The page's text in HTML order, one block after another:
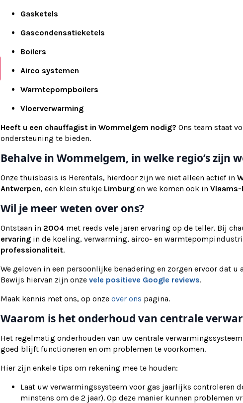
Gasketels
Gascondensatieketels
Boilers
Airco systemen
Warmtepompboilers
Vloerverwarming
Heeft u een chauffagist in Wommelgem nodig? Ons team staat
ondersteuning te bieden.
Behalve in Wommelgem, in welke regio’s zijn
Onze thuisbasis is Herentals, hierdoor zijn we niet alleen actief in
Antwerpen, een klein stukje Limburg en we komen ook in
Wil je meer weten over ons?
Ontstaan in 2004 met reeds vele jaren ervaring op de teller. Bij
ervaring in de koeling, verwarming, airco- en
professionaliteit.
We geloven in een persoonlijke benadering en zorgen ervoor dat
Bewijs hiervan zijn onze vele positieve Google reviews.
Maak kennis met ons, op onze over ons pagina.
Waarom is het onderhoud van centrale
Het regelmatig onderhouden van uw centrale
goed blijft functioneren en om problemen te voorkomen.
Hier zijn enkele tips om rekening mee te houden:
Laat uw verwarmingssysteem voor gas jaarlijks controleren
minstens om de 2 jaar). Op deze manier kunnen problemen